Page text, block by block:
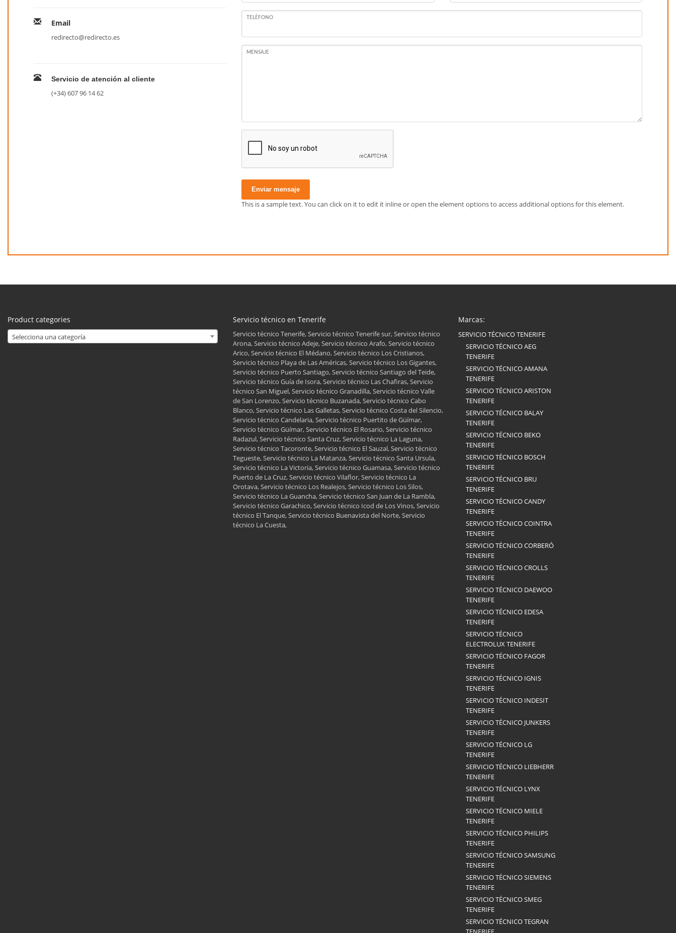
Email
redirecto@redirecto.es
Servicio de atención al cliente
(+34) 607 96 14 62
TELÉFONO
MENSAJE
Enviar mensaje
This is a sample text. You can click on it to edit it inline or open the element options to access additional options for this element.
Product categories
Selecciona una categoría
Servicio técnico en Tenerife
Servicio técnico Tenerife, Servicio técnico Tenerife sur, Servicio técnico
Arona, Servicio técnico Adeje, Servicio técnico Arafo, Servicio técnico
Arico, Servicio técnico El Médano, Servicio técnico Los Cristianos,
Servicio técnico Playa de Las Américas, Servicio técnico Los Gigantes,
Servicio técnico Puerto Santiago, Servicio técnico Santiago del Teide,
Servicio técnico Guía de Isora, Servicio técnico Las Chafiras, Servicio
técnico San Miguel, Servicio técnico Granadilla, Servicio técnico Valle
de San Lorenzo, Servicio técnico Buzanada, Servicio técnico Cabo
Blanco, Servicio técnico Las Galletas, Servicio técnico Costa del Silencio,
Servicio técnico Candelaria, Servicio técnico Puertito de Güímar,
Servicio técnico Güímar, Servicio técnico El Rosario, Servicio técnico
Radazul, Servicio técnico Santa Cruz, Servicio técnico La Laguna,
Servicio técnico Tacoronte, Servicio técnico El Sauzal, Servicio técnico
Tegueste, Servicio técnico La Matanza, Servicio técnico Santa Ursula,
Servicio técnico La Victoria, Servicio técnico Guamasa, Servicio técnico
Puerto de La Cruz, Servicio técnico Vilaflor, Servicio técnico La
Orotava, Servicio técnico Los Realejos, Servicio técnico Los Silos,
Servicio técnico La Guancha, Servicio técnico San Juan de La Rambla,
Servicio técnico Garachico, Servicio técnico Icod de Los Vinos, Servicio
técnico El Tanque, Servicio técnico Buenavista del Norte, Servicio
técnico La Cuesta,
Marcas:
SERVICIO TÉCNICO TENERIFE
SERVICIO TÉCNICO AEG
TENERIFE
SERVICIO TÉCNICO AMANA
TENERIFE
SERVICIO TÉCNICO ARISTON
TENERIFE
SERVICIO TÉCNICO BALAY
TENERIFE
SERVICIO TÉCNICO BEKO
TENERIFE
SERVICIO TÉCNICO BOSCH
TENERIFE
SERVICIO TÉCNICO BRU
TENERIFE
SERVICIO TÉCNICO CANDY
TENERIFE
SERVICIO TÉCNICO COINTRA
TENERIFE
SERVICIO TÉCNICO CORBERÓ
TENERIFE
SERVICIO TÉCNICO CROLLS
TENERIFE
SERVICIO TÉCNICO DAEWOO
TENERIFE
SERVICIO TÉCNICO EDESA
TENERIFE
SERVICIO TÉCNICO
ELECTROLUX TENERIFE
SERVICIO TÉCNICO FAGOR
TENERIFE
SERVICIO TÉCNICO IGNIS
TENERIFE
SERVICIO TÉCNICO INDESIT
TENERIFE
SERVICIO TÉCNICO JUNKERS
TENERIFE
SERVICIO TÉCNICO LG
TENERIFE
SERVICIO TÉCNICO LIEBHERR
TENERIFE
SERVICIO TÉCNICO LYNX
TENERIFE
SERVICIO TÉCNICO MIELE
TENERIFE
SERVICIO TÉCNICO PHILIPS
TENERIFE
SERVICIO TÉCNICO SAMSUNG
TENERIFE
SERVICIO TÉCNICO SIEMENS
TENERIFE
SERVICIO TÉCNICO SMEG
TENERIFE
SERVICIO TÉCNICO TEGRAN